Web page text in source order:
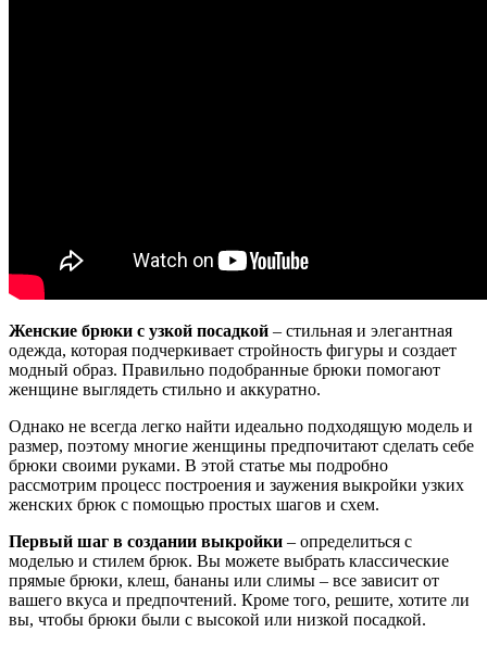
Женские брюки с узкой посадкой – стильная и элегантная
одежда, которая подчеркивает стройность фигуры и создает
модный образ. Правильно подобранные брюки помогают
женщине выглядеть стильно и аккуратно.
Однако не всегда легко найти идеально подходящую модель и
размер, поэтому многие женщины предпочитают сделать себе
брюки своими руками. В этой статье мы подробно
рассмотрим процесс построения и заужения выкройки узких
женских брюк с помощью простых шагов и схем.
Первый шаг в создании выкройки – определиться с
моделью и стилем брюк. Вы можете выбрать классические
прямые брюки, клеш, бананы или слимы – все зависит от
вашего вкуса и предпочтений. Кроме того, решите, хотите ли
вы, чтобы брюки были с высокой или низкой посадкой.